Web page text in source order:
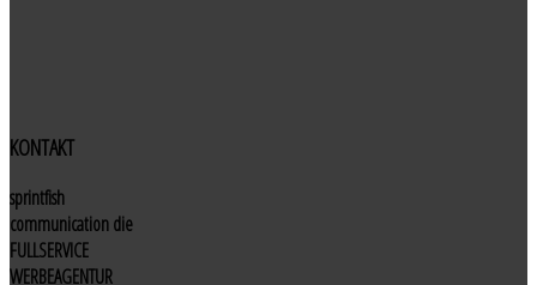
KONTAKT
sprintfish
communication die
FULLSERVICE
WERBEAGENTUR